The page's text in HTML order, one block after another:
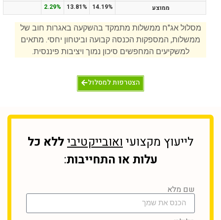
ממוצע 14.19%
13.81%
2.29%
מסלול אג"ח ממשלות מתמקד בהשקעה באגרות חוב של
ממשלות, המספקות הכנסה קבועה וביטחון יחסי. מתאים
למשקיעים המחפשים סיכון נמוך ויציבות פיננסית.
הצטרפות למסלול
לייעוץ מקצועי ואובייקטיביללא כל
עלות או התחייבות:
שם מלא